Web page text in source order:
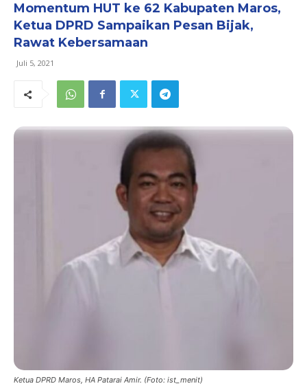
Momentum HUT ke 62 Kabupaten Maros,
Ketua DPRD Sampaikan Pesan Bijak,
Rawat Kebersamaan
Juli 5, 2021
Ketua DPRD Maros, HA Patarai Amir. (Foto: ist_menit)